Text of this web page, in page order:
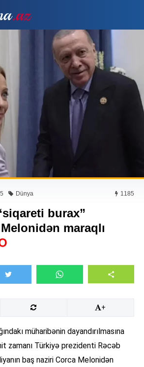
Dünya 1185
burax”
maraqlı
+
müharibənin dayandırılmasına
zamanı Türkiyə prezidenti Rəcəb
baş naziri Corca Melonidən